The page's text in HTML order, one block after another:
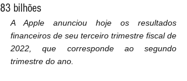
83 bilhões
A Apple anunciou hoje os resultados
financeiros de seu terceiro trimestre fiscal de
2022, que corresponde ao segundo
trimestre do ano.